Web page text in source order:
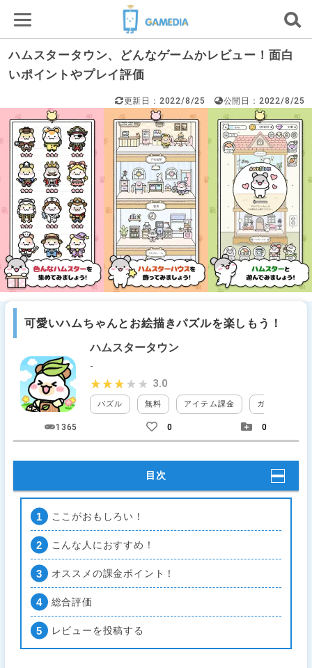
ハムスタータウン、どんなゲームかレビュー！面白
いポイントやプレイ評価
更新日：2022/8/25 公開日：2022/8/25
可愛いハムちゃんとお絵描きパズルを楽しもう！
ハムスタータウン
-
パズル 無料 アイテム課金 ガチャ課金
★★★★★
★★★★★ 3.0
1365 0 0
目次
ここがおもしろい！
こんな人におすすめ！
オススメの課金ポイント！
総合評価
レビューを投稿する